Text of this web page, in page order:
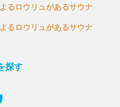
るロウリュがあるサウナ
るロウリュがあるサウナ
探す